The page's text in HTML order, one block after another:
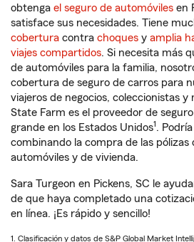
obtenga el seguro de automóviles en
satisface sus necesidades. Tiene
cobertura contra choques y amplia
viajes compartidos. Si necesita más
de automóviles para la familia,
cobertura de seguro de carros para
viajeros de negocios, coleccionistas
State Farm es el proveedor de
grande en los Estados Unidos1 .
combinando la compra de las pólizas
automóviles y de vivienda.
Sara Turgeon en Pickens, SC le
de que haya completado una
en línea. ¡Es rápido y sencillo!
1. Clasificación y datos de S&P Global Market